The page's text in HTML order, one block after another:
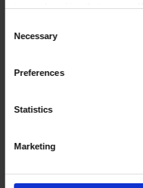
types of cookies that we use.
cookies after having received
withdraw your consent at any
. If you would
process your personal data,
Selection
Necessary
Preferences
Statistics
Marketing